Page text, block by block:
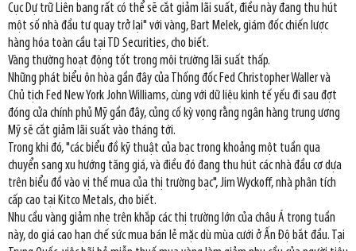
Cục Dự trữ Liên bang rất có thể sẽ cắt giảm lãi suất, điều này đang thu hút
một số nhà đầu tư quay trở lại" với vàng, Bart Melek, giám đốc chiến lược
hàng hóa toàn cầu tại TD Securities, cho biết.
Vàng thường hoạt động tốt trong môi trường lãi suất thấp.
Những phát biểu ôn hòa gần đây của Thống đốc Fed Christopher Waller và
Chủ tịch Fed New York John Williams, cùng với dữ liệu kinh tế yếu đi sau đợt
đóng cửa chính phủ Mỹ gần đây, củng cố kỳ vọng rằng ngân hàng trung ương
Mỹ sẽ cắt giảm lãi suất vào tháng tới.
Trong khi đó, "các biểu đồ kỹ thuật của bạc trong khoảng một tuần qua
chuyển sang xu hướng tăng giá, và điều đó đang thu hút các nhà đầu cơ dựa
trên biểu đồ vào vị thế mua của thị trường bạc", Jim Wyckoff, nhà phân tích
cấp cao tại Kitco Metals, cho biết.
Nhu cầu vàng giảm nhẹ trên khắp các thị trường lớn của châu Á trong tuần
này, do giá cao hạn chế sức mua bán lẻ mặc dù mùa cưới ở Ấn Độ bắt đầu. Tại